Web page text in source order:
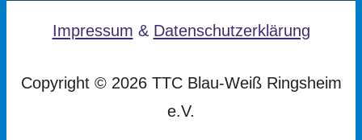
Impressum & Datenschutzerklärung
Copyright © 2026 TTC Blau-Weiß Ringsheim
e.V.